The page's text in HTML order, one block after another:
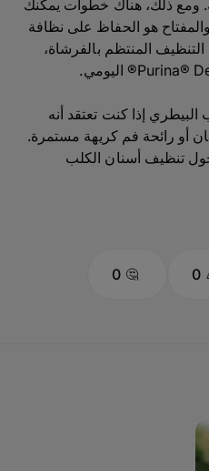
ومع ذلك، هناك خطوات يمكنك
هو الحفاظ على نظافة
المنتظم بالفرشاة،
إذا كنت تعتقد أنه
أو رائحة فم كريهة مستمرة.
حول تنظيف أسنان الكلب
0
0